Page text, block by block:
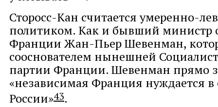
Сторосс-Кан считается умеренно-
политиком. Как и бывший министр
Франции Жан-Пьер Шевенман,
сооснователем нынешней
партии Франции. Шевенман прямо
«независимая Франция нуждается
России»43.